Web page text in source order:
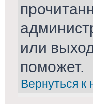
или
поможет.
Вернуться к